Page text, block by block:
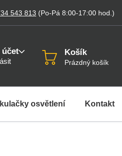
543 813 (Po-Pá 8:00-17:00 hod. )
účet Košík
Prázdný košík
osvětlení Kontakt